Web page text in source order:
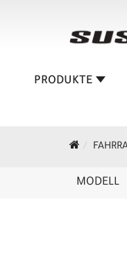
PRODUKTE
MODELL